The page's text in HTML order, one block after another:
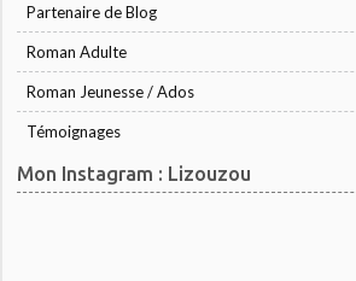
Partenaire de Blog
Roman Adulte
Roman Jeunesse / Ados
Témoignages
Mon Instagram : Lizouzou